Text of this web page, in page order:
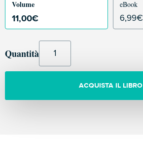
Volume
11,00€
eBook
6,99€
Quantità
ACQUISTA IL LIBRO